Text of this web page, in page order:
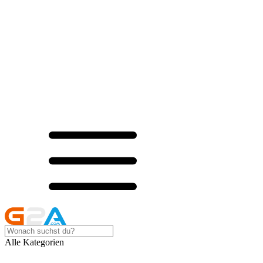
Alle Kategorien